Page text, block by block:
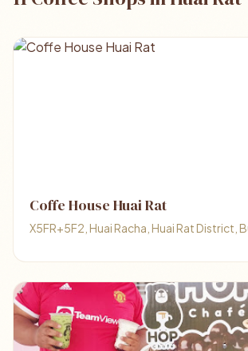
Coffe House Huai Rat
X5FR+5F2, Huai Racha, Huai Rat District,